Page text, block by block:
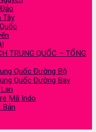
Tây
TRUNG QUỐC – TỔNG
Quốc Đường Bộ
Quốc Đường Bay
Mã Indo
Bản